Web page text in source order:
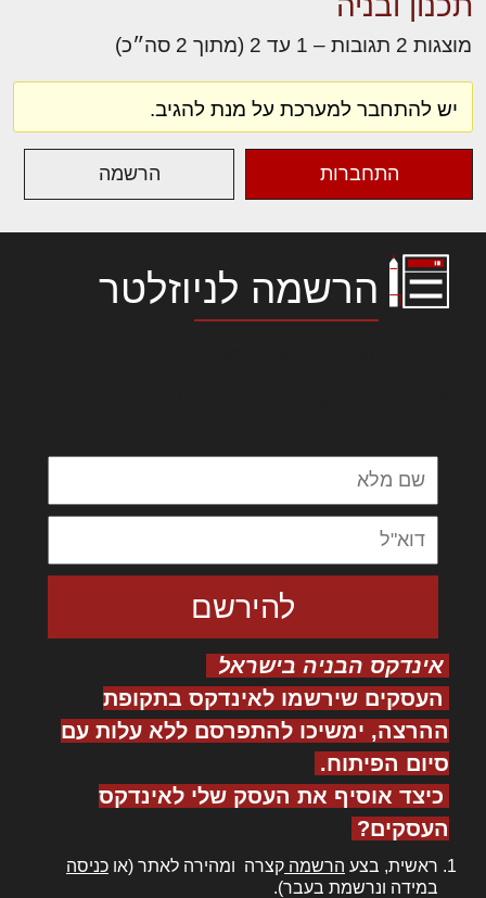
מוצגות 2 תגובות – 1 עד 2 (מתוך 2 סה״כ)
יש להתחבר למערכת על מנת להגיב.
התחברות הרשמה
הרשמה לניוזלטר
אינדקס הבניה בישראל
העסקים שירשמו לאינדקס בתקופת
ההרצה, ימשיכו להתפרסם ללא עלות עם
סיום הפיתוח.
כיצד אוסיף את העסק שלי לאינדקס
העסקים?
ראשית, בצע הרשמה קצרה ומהירה לאתר (או כניסה
במידה ונרשמת בעבר).